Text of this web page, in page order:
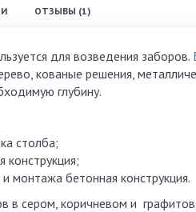
ОТЗЫВЫ (1)
для возведения заборов.
кованые решения,
глубину.
столба;
конструкция;
монтажа бетонная конструкция.
в сером, коричневом и